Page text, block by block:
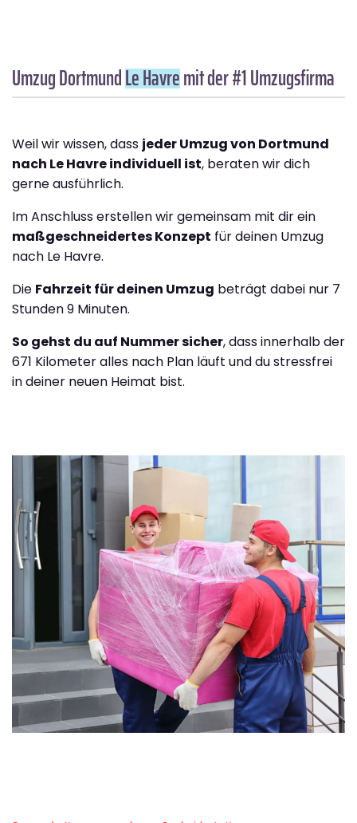
Umzug DortmundLe Havremit der #1 Umzugsfirma
Weil wir wissen, dass jeder Umzug von Dortmund
nach Le Havre individuell ist, beraten wir dich
gerne ausführlich.
Im Anschluss erstellen wir gemeinsam mit dir ein
maßgeschneidertes Konzept für deinen Umzug
nach Le Havre.
Die Fahrzeit für deinen Umzug beträgt dabei nur 7
Stunden 9 Minuten.
So gehst du auf Nummer sicher, dass innerhalb der
671 Kilometer alles nach Plan läuft und du stressfrei
in deiner neuen Heimat bist.